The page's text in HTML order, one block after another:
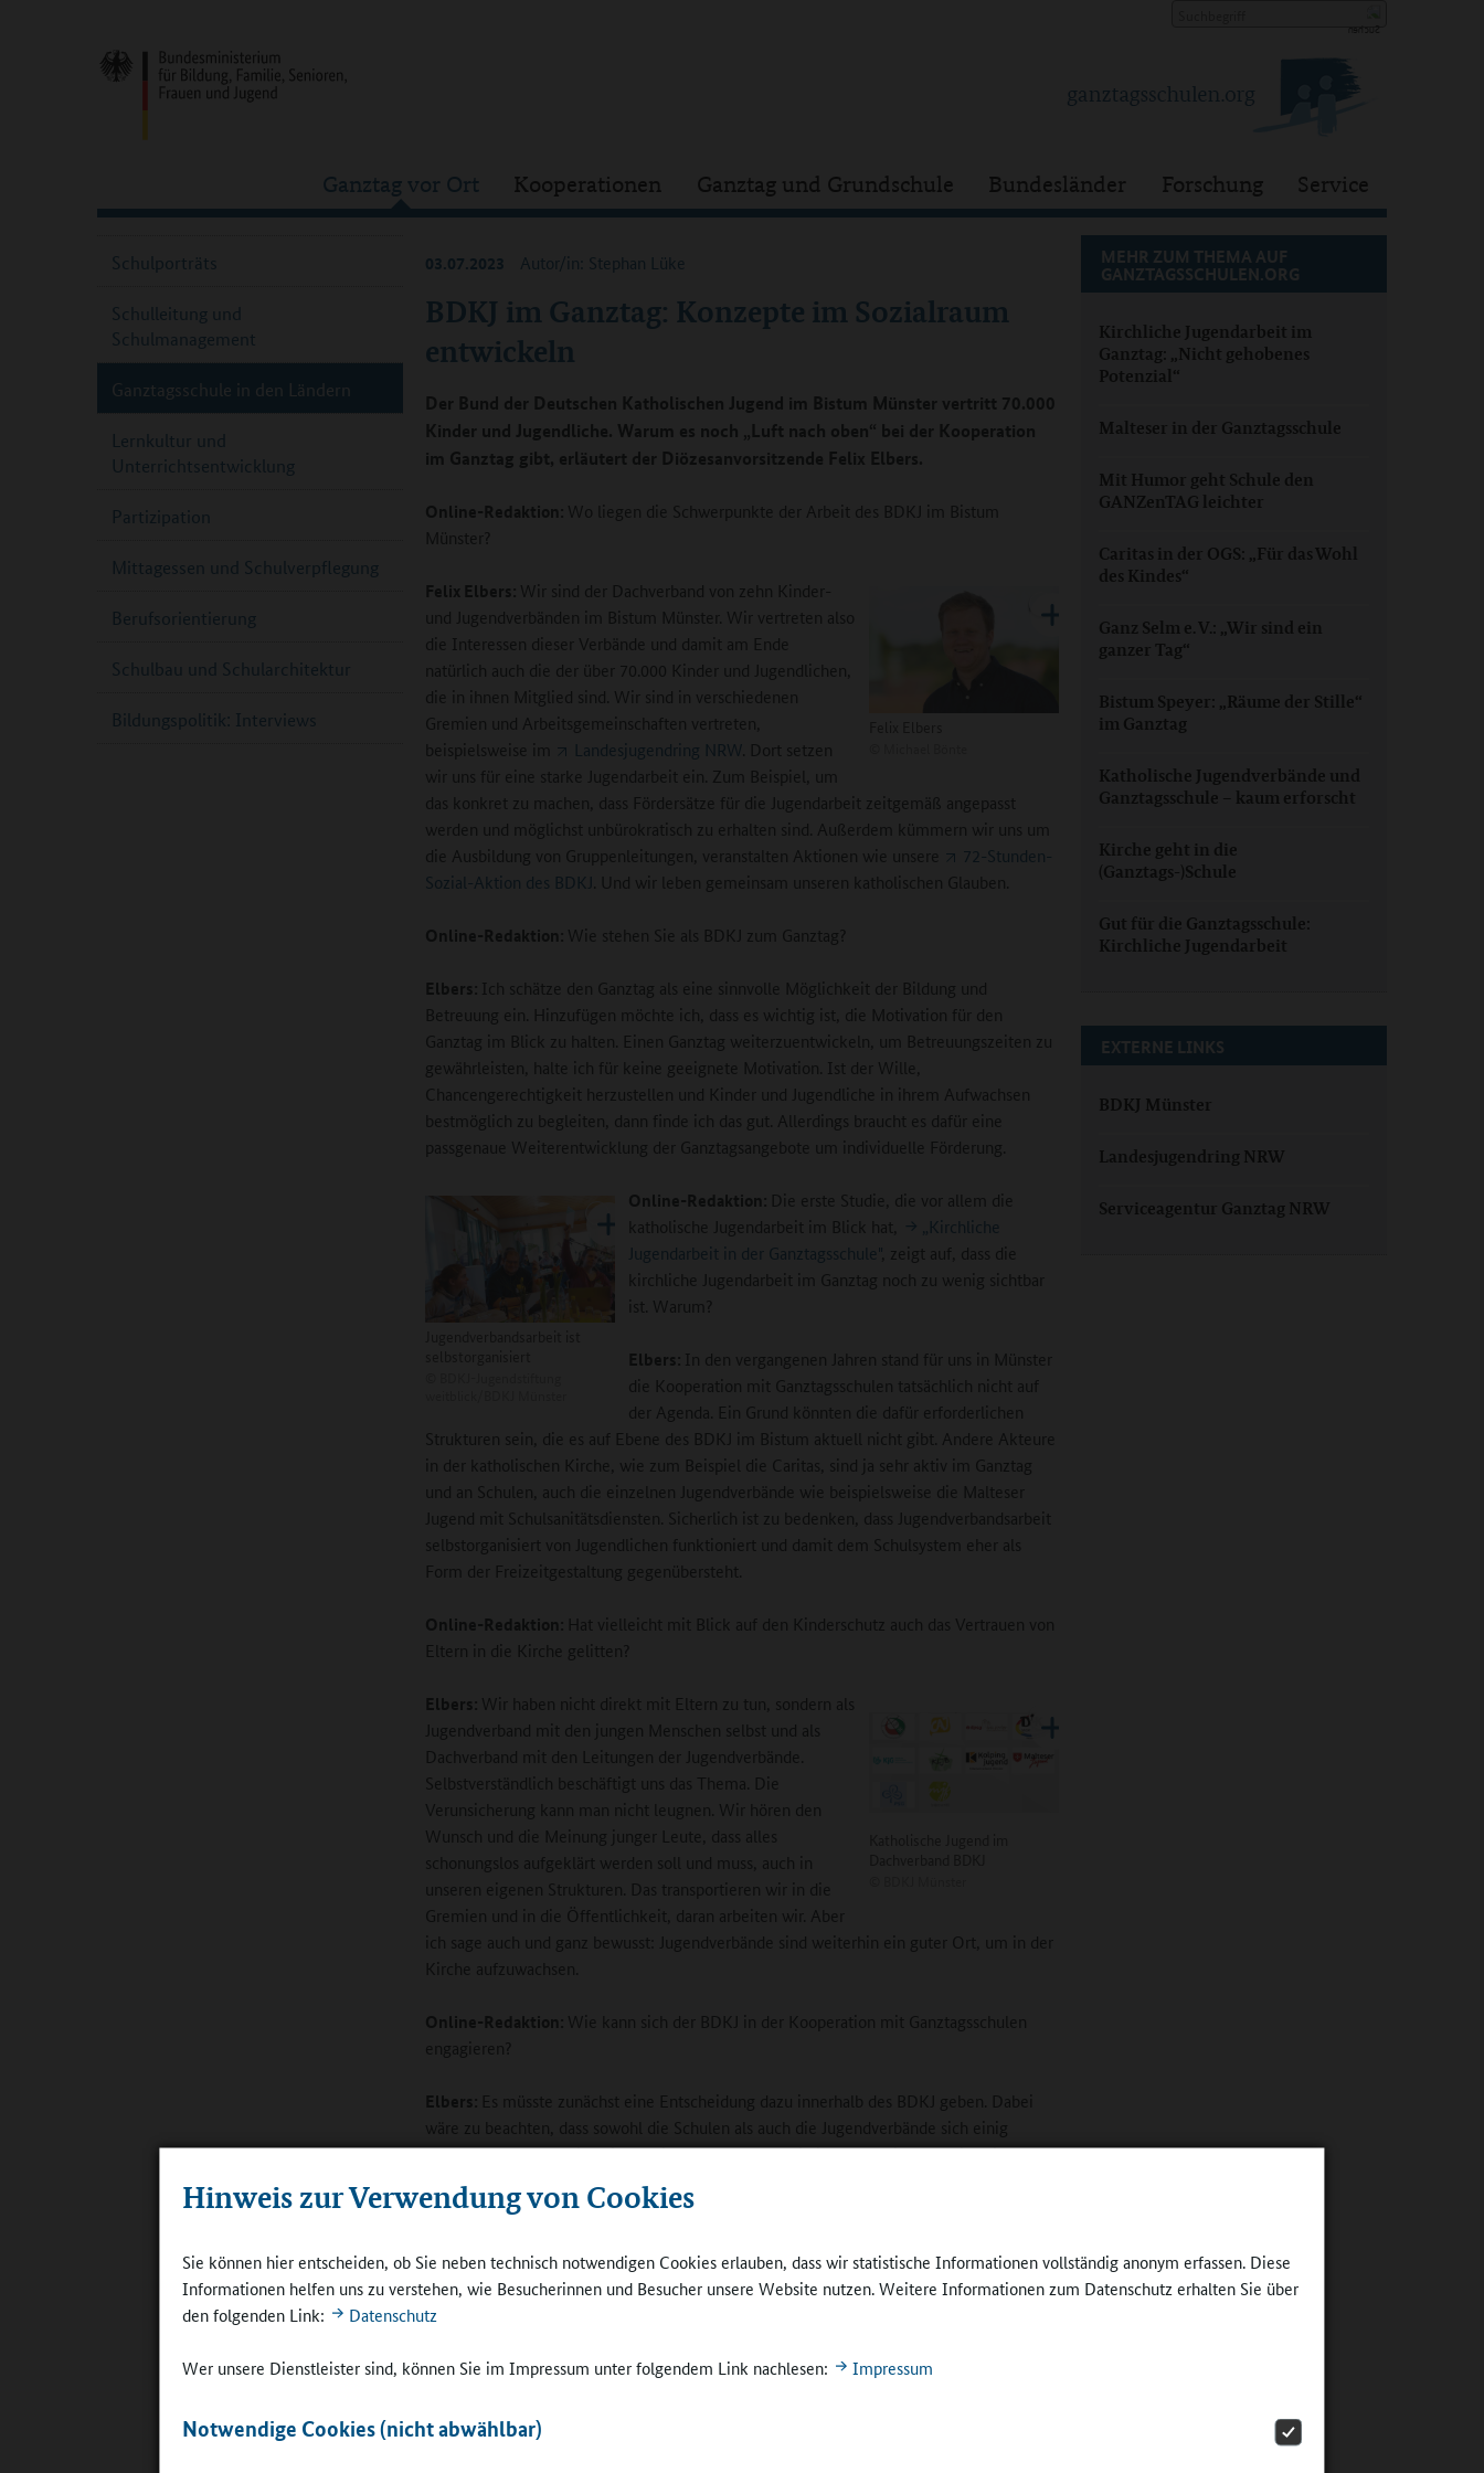
Hinweis zur Verwendung von Cookies
Sie können hier entscheiden, ob Sie neben technisch notwendigen Cookies erlauben, dass wir statistische Informationen vollständig anonym erfassen. Diese
Informationen helfen uns zu verstehen, wie Besucherinnen und Besucher unsere Website nutzen. Weitere Informationen zum Datenschutz erhalten Sie über
den folgenden Link:
Datenschutz
Wer unsere Dienstleister sind, können Sie im Impressum unter folgendem Link nachlesen: Impressum
Notwendige Cookies (nicht abwählbar)
Ganztag vor Ort Kooperationen Ganztag und Grundschule Bundesländer Forschung Service
BDKJ im Ganztag: Konzepte im Sozialraum
entwickeln
03.07.2023 Autor/in: Stephan Lüke
Der Bund der Deutschen Katholischen Jugend im Bistum Münster vertritt 70.000
Kinder und Jugendliche. Warum es noch „Luft nach oben“ bei der Kooperation
im Ganztag gibt, erläutert der Diözesanvorsitzende Felix Elbers.
Online-Redaktion: Wo liegen die Schwerpunkte der Arbeit des BDKJ im Bistum
Münster?
Felix Elbers: Wir sind der Dachverband von zehn Kinder-
und Jugendverbänden im Bistum Münster. Wir vertreten also
die Interessen dieser Verbände und damit am Ende
natürlich auch die der über 70.000 Kinder und Jugendlichen,
die in ihnen Mitglied sind. Wir sind in verschiedenen
Gremien und Arbeitsgemeinschaften vertreten,
beispielsweise im
Landesjugendring NRW . Dort setzen
wir uns für eine starke Jugendarbeit ein. Zum Beispiel, um
das konkret zu machen, dass Fördersätze für die Jugendarbeit zeitgemäß angepasst
werden und möglichst unbürokratisch zu erhalten sind. Außerdem kümmern wir uns um
die Ausbildung von Gruppenleitungen, veranstalten Aktionen wie unsere
72-Stunden-
Sozial-Aktion des BDKJ . Und wir leben gemeinsam unseren katholischen Glauben.
Online-Redaktion: Wie stehen Sie als BDKJ zum Ganztag?
Elbers: Ich schätze den Ganztag als eine sinnvolle Möglichkeit der Bildung und
Betreuung ein. Hinzufügen möchte ich, dass es wichtig ist, die Motivation für den
Ganztag im Blick zu halten. Einen Ganztag weiterzuentwickeln, um Betreuungszeiten zu
gewährleisten, halte ich für keine geeignete Motivation. Ist der Wille,
Chancengerechtigkeit herzustellen und Kinder und Jugendliche in ihrem Aufwachsen
bestmöglich zu begleiten, dann finde ich das gut. Allerdings braucht es dafür eine
passgenaue Weiterentwicklung der Ganztagsangebote um individuelle Förderung.
Online-Redaktion: Die erste Studie, die vor allem die
katholische Jugendarbeit im Blick hat,
„Kirchliche
Jugendarbeit in der Ganztagsschule", zeigt auf, dass die
kirchliche Jugendarbeit im Ganztag noch zu wenig sichtbar
ist. Warum?
Elbers: In den vergangenen Jahren stand für uns in Münster
die Kooperation mit Ganztagsschulen tatsächlich nicht auf
der Agenda. Ein Grund könnten die dafür erforderlichen
Strukturen sein, die es auf Ebene des BDKJ im Bistum aktuell nicht gibt. Andere Akteure
in der katholischen Kirche, wie zum Beispiel die Caritas, sind ja sehr aktiv im Ganztag
und an Schulen, auch die einzelnen Jugendverbände wie beispielsweise die Malteser
Jugend mit Schulsanitätsdiensten. Sicherlich ist zu bedenken, dass Jugendverbandsarbeit
selbstorganisiert von Jugendlichen funktioniert und damit dem Schulsystem eher als
Form der Freizeitgestaltung gegenübersteht.
Online-Redaktion: Hat vielleicht mit Blick auf den Kinderschutz auch das Vertrauen von
Eltern in die Kirche gelitten?
Elbers: Wir haben nicht direkt mit Eltern zu tun, sondern als
Jugendverband mit den jungen Menschen selbst und als
Dachverband mit den Leitungen der Jugendverbände.
Selbstverständlich beschäftigt uns das Thema. Die
Verunsicherung kann man nicht leugnen. Wir hören den
Wunsch und die Meinung junger Leute, dass alles
schonungslos aufgeklärt werden soll und muss, auch in
unseren eigenen Strukturen. Das transportieren wir in die
Gremien und in die Öffentlichkeit, daran arbeiten wir. Aber
ich sage auch und ganz bewusst: Jugendverbände sind weiterhin ein guter Ort, um in der
Kirche aufzuwachsen.
Online-Redaktion: Wie kann sich der BDKJ in der Kooperation mit Ganztagsschulen
engagieren?
Elbers: Es müsste zunächst eine Entscheidung dazu innerhalb des BDKJ geben. Dabei
wäre zu beachten, dass sowohl die Schulen als auch die Jugendverbände sich einig
darüber werden, was jeweils geleistet werden soll. Die in der Studie der Universität
Systemen sind, denke ich, auszuhalten und teilweise auszuräumen, solange beide
Experimente einlassen, mit Ehrenamtlichen zu arbeiten, und flexibel sein im Hinblick
auf Zeiten und Räumlichkeiten. So könnte es eine Chance sein, ein Angebot zum
Beispiel erstmal nur einmal im Monat anzubieten und dazu möglicherweise auch das
das Prinzip der Freiwilligkeit und der Ehrenamtlichkeit im Schulkontext verstehen
denke ich, zu bewältigen ist.
MEHR ZUM THEMA AUF
GANZTAGSSCHULEN.ORG
Kirchliche Jugendarbeit im
Ganztag: „Nicht gehobenes
Potenzial“
Malteser in der Ganztagsschule
Mit Humor geht Schule den
GANZenTAG leichter
Caritas in der OGS: „Für das Wohl
des Kindes“
Ganz Selm e. V.: „Wir sind ein
ganzer Tag“
Bistum Speyer: „Räume der Stille“
im Ganztag
Katholische Jugendverbände und
Ganztagsschule – kaum erforscht
Kirche geht in die
(Ganztags-)Schule
Gut für die Ganztagsschule:
Kirchliche Jugendarbeit
EXTERNE LINKS
BDKJ Münster
Landesjugendring NRW
Serviceagentur Ganztag NRW
Schulporträts
Schulleitung und
Schulmanagement
Ganztagsschule in den Ländern
Lernkultur und
Unterrichtsentwicklung
Partizipation
Mittagessen und Schulverpflegung
Berufsorientierung
Schulbau und Schularchitektur
Bildungspolitik: Interviews